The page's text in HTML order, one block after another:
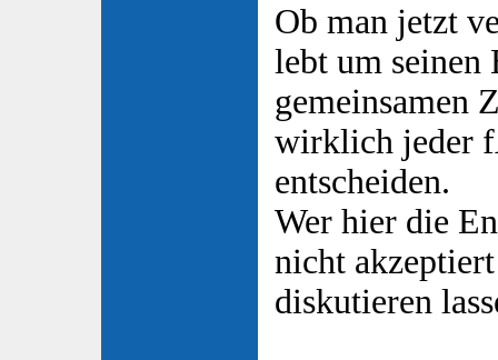
Ob man jetzt
lebt um seinen
gemeinsamen
wirklich jeder
entscheiden.
Wer hier die
nicht
diskutieren